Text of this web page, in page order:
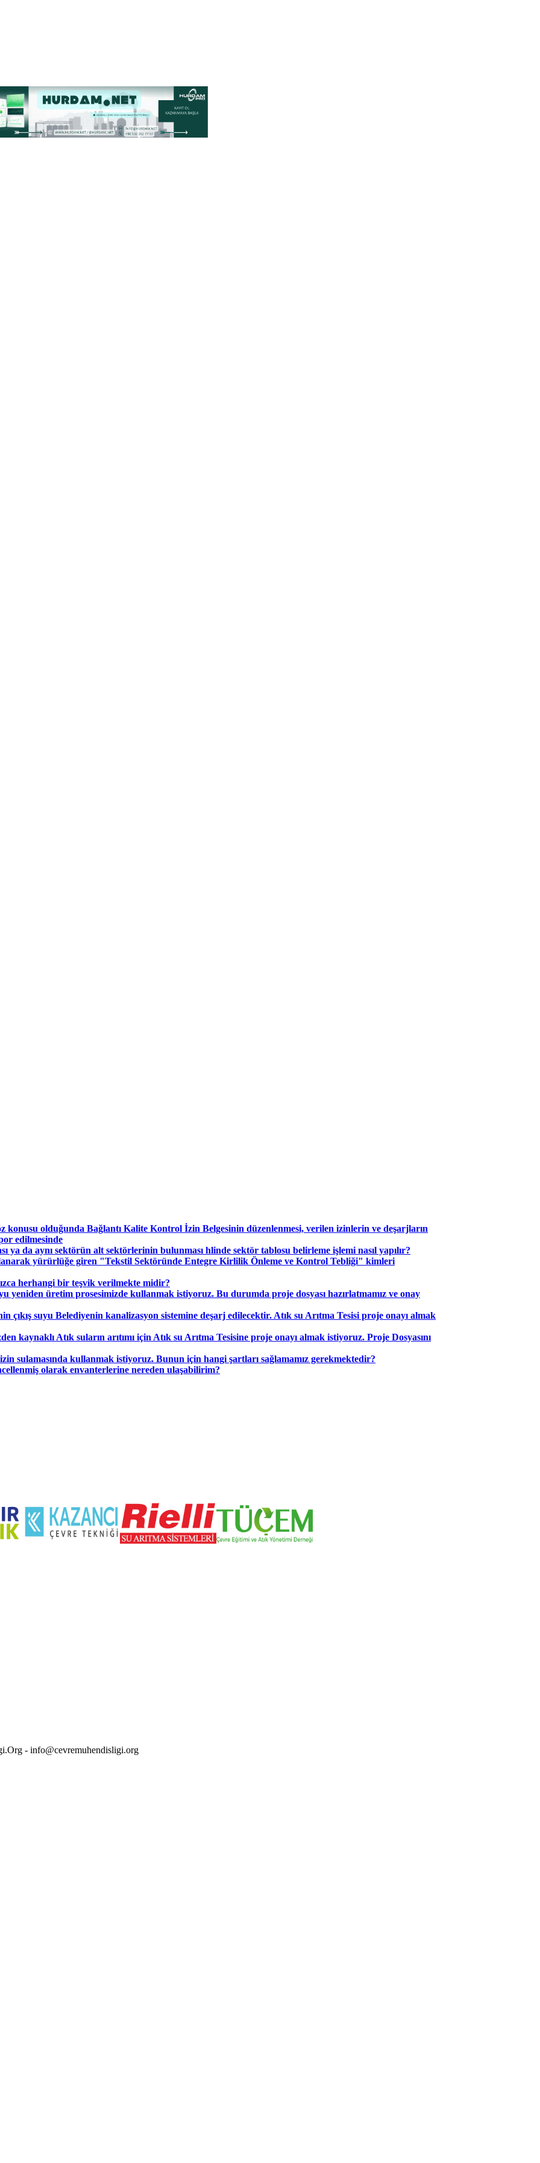
konusu olduğunda Bağlantı Kalite Kontrol İzin Belgesinin düzenlenmesi, verilen izinlerin ve deşarjların
edilmesinde
da aynı sektörün alt sektörlerinin bulunması hlinde sektör tablosu belirleme işlemi nasıl yapılır?
yürürlüğe giren "Tekstil Sektöründe Entegre Kirlilik Önleme ve Kontrol Tebliği" kimleri
herhangi bir teşvik verilmekte midir?
yeniden üretim prosesimizde kullanmak istiyoruz. Bu durumda proje dosyası hazırlatmamız ve onay
çıkış suyu Belediyenin kanalizasyon sistemine deşarj edilecektir. Atık su Arıtma Tesisi proje onayı almak
kaynaklı Atık suların arıtımı için Atık su Arıtma Tesisine proje onayı almak istiyoruz. Proje Dosyasını
sulamasında kullanmak istiyoruz. Bunun için hangi şartları sağlamamız gerekmektedir?
olarak envanterlerine nereden ulaşabilirim?
- info@cevremuhendisligi.org